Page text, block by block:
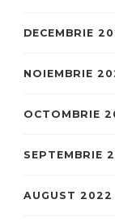
DECEMBRIE
NOIEMBRIE
OCTOMBRIE
SEPTEMBRIE
AUGUST 2022